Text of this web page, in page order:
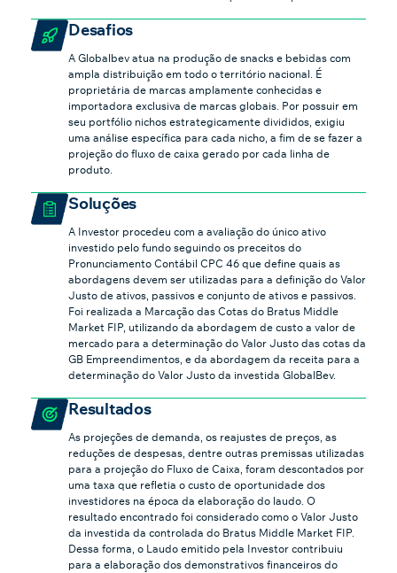
Desafios
A Globalbev atua na produção de snacks e bebidas com
ampla distribuição em todo o território nacional. É
proprietária de marcas amplamente conhecidas e
importadora exclusiva de marcas globais. Por possuir em
seu portfólio nichos estrategicamente divididos, exigiu
uma análise específica para cada nicho, a fim de se fazer a
projeção do fluxo de caixa gerado por cada linha de
produto.
Soluções
A Investor procedeu com a avaliação do único ativo
investido pelo fundo seguindo os preceitos do
Pronunciamento Contábil CPC 46 que define quais as
abordagens devem ser utilizadas para a definição do Valor
Justo de ativos, passivos e conjunto de ativos e passivos.
Foi realizada a Marcação das Cotas do Bratus Middle
Market FIP, utilizando da abordagem de custo a valor de
mercado para a determinação do Valor Justo das cotas da
GB Empreendimentos, e da abordagem da receita para a
determinação do Valor Justo da investida GlobalBev.
Resultados
As projeções de demanda, os reajustes de preços, as
reduções de despesas, dentre outras premissas utilizadas
para a projeção do Fluxo de Caixa, foram descontados por
uma taxa que refletia o custo de oportunidade dos
investidores na época da elaboração do laudo. O
resultado encontrado foi considerado como o Valor Justo
da investida da controlada do Bratus Middle Market FIP.
Dessa forma, o Laudo emitido pela Investor contribuiu
para a elaboração dos demonstrativos financeiros do